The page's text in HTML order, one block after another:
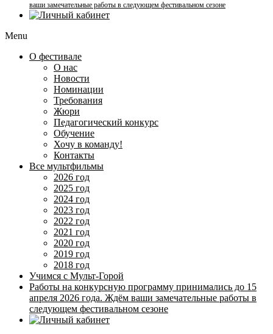
ваши замечательные работы в следующем фестивальном сезоне
Menu
О фестивале
О нас
Новости
Номинации
Требования
Жюри
Педагогический конкурс
Обучение
Хочу в команду!
Контакты
Все мультфильмы
2026 год
2025 год
2024 год
2023 год
2022 год
2021 год
2020 год
2019 год
2018 год
Учимся с Мульт-Горой
Работы на конкурсную программу принимались до 15
апреля 2026 года. Ждём ваши замечательные работы в
следующем фестивальном сезоне